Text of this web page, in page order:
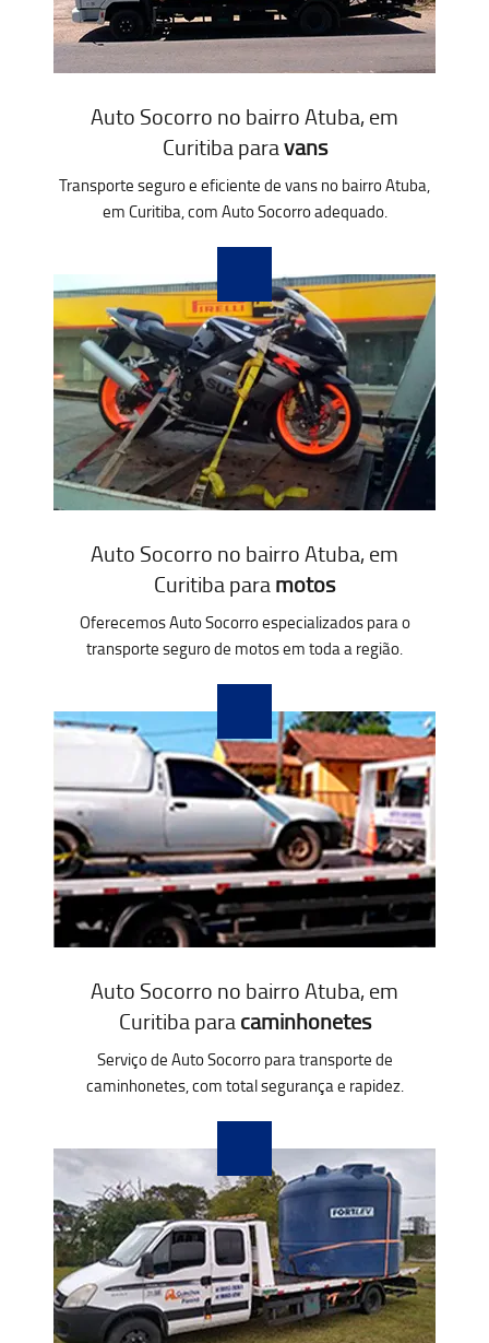
Auto Socorro no bairro Atuba, em
Curitiba paravans
Transporte seguro e eficiente de vans no bairro Atuba,
em Curitiba, com Auto Socorro adequado.
Auto Socorro no bairro Atuba, em
Curitiba paramotos
Oferecemos Auto Socorro especializados para o
transporte seguro de motos em toda a região.
Auto Socorro no bairro Atuba, em
Curitiba paracaminhonetes
Serviço de Auto Socorro para transporte de
caminhonetes, com total segurança e rapidez.